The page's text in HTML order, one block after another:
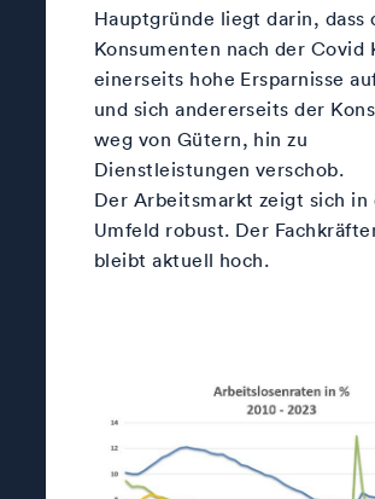
Hauptgründe liegt darin, dass
Konsumenten nach der Covid
einerseits hohe Ersparnisse
und sich andererseits der
weg von Gütern, hin zu
Dienstleistungen verschob.
Der Arbeitsmarkt zeigt sich in
Umfeld robust. Der
bleibt aktuell hoch.